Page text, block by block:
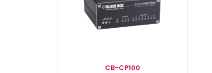
CB-CP100